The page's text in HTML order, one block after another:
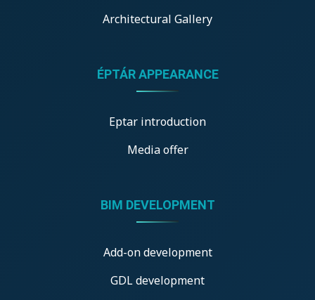
Architectural Gallery
ÉPTÁR APPEARANCE
Eptar introduction
Media offer
BIM DEVELOPMENT
Add-on development
GDL development